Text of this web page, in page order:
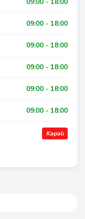
09:00 - 18:00
09:00 - 18:00
09:00 - 18:00
09:00 - 18:00
09:00 - 18:00
Kapalı